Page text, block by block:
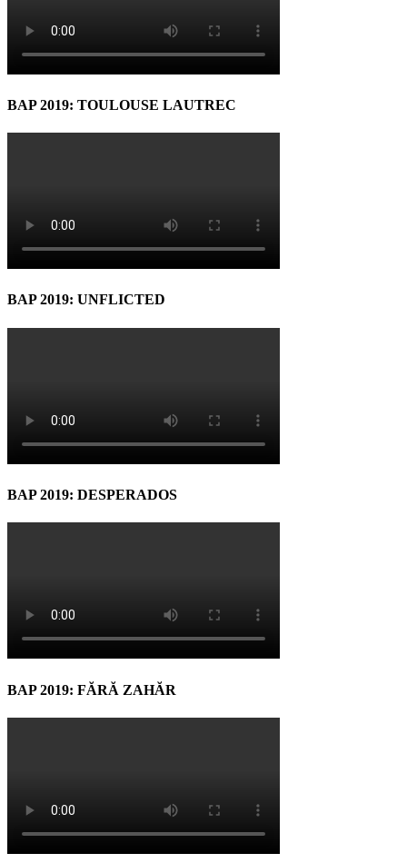
BAP 2019: TOULOUSE LAUTREC
BAP 2019: UNFLICTED
BAP 2019: DESPERADOS
BAP 2019: FĂRĂ ZAHĂR